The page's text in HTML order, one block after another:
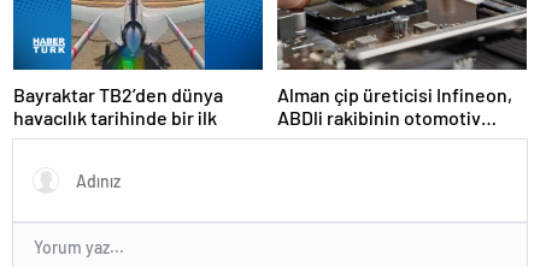
Bayraktar TB2’den dünya
havacılık tarihinde bir ilk
Alman çip üreticisi Infineon,
ABDli rakibinin otomotiv
birimini 2,5 milyar dolara